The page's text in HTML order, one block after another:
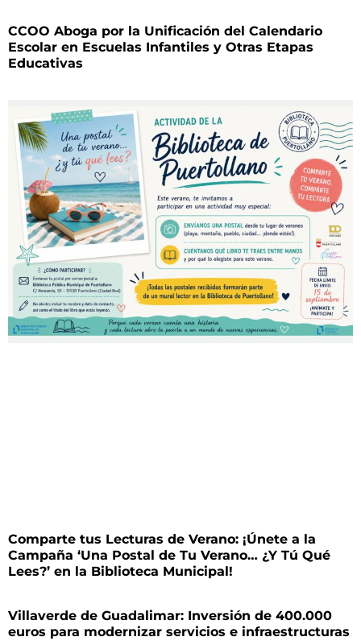
CCOO Aboga por la Unificación del Calendario
Escolar en Escuelas Infantiles y Otras Etapas
Educativas
Comparte tus Lecturas de Verano: ¡Únete a la
Campaña ‘Una Postal de Tu Verano… ¿Y Tú Qué
Lees?’ en la Biblioteca Municipal!
Villaverde de Guadalimar: Inversión de 400.000
euros para modernizar servicios e infraestructuras